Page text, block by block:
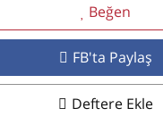
Beğen
FB'ta Paylaş
Deftere Ekle